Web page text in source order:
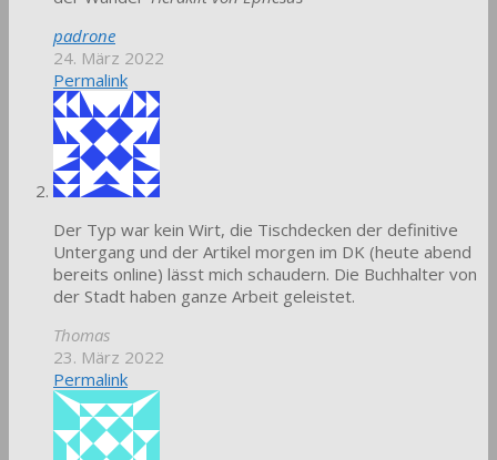
padrone
24. März 2022
Permalink
Der Typ war kein Wirt, die Tischdecken der definitive
Untergang und der Artikel morgen im DK (heute abend
bereits online) lässt mich schaudern. Die Buchhalter von
der Stadt haben ganze Arbeit geleistet.
Thomas
23. März 2022
Permalink